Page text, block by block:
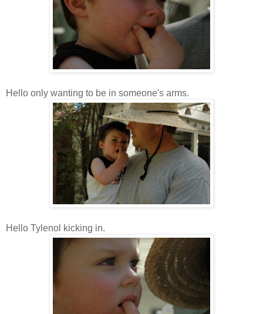
Hello only wanting to be in someone's arms.
Hello Tylenol kicking in.